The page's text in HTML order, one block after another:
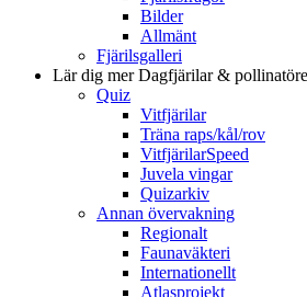
Bilder
Allmänt
Fjärilsgalleri
Lär dig merDagfjärilar &
Quiz
Vitfjärilar
Träna raps/kål/rov
VitfjärilarSpeed
Juvela vingar
Quizarkiv
Annan övervakning
Regionalt
Faunaväkteri
Internationellt
Atlasprojekt